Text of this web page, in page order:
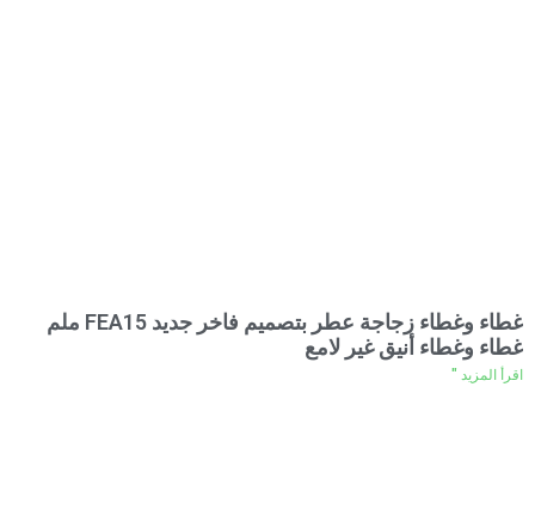
غطاء وغطاء زجاجة عطر بتصميم فاخر جديد FEA15 ملم
غطاء وغطاء أنيق غير لامع
اقرأ المزيد "